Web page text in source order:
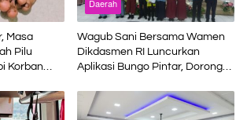
Masa
Pilu
Korban
Daerah
Wagub Sani Bersama Wamen
Dikdasmen RI Luncurkan
Aplikasi Bungo Pintar, Dorong
di Jambi